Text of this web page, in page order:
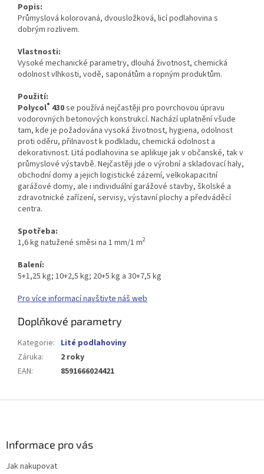
Popis:
Průmyslová kolorovaná, dvousložková, licí podlahovina s
dobrým rozlivem.
Vlastnosti:
Vysoké mechanické parametry, dlouhá životnost, chemická
odolnost vlhkosti, vodě, saponátům a ropným produktům.
Použití:
Polycol® 430se používá nejčastěji pro povrchovou úpravu
vodorovných betonových konstrukcí. Nachází uplatnění všude
tam, kde je požadována vysoká životnost, hygiena, odolnost
proti oděru, přilnavost k podkladu, chemická odolnost a
dekorativnost. Litá podlahovina se aplikuje jak v občanské, tak v
průmyslové výstavbě. Nejčastěji jde o výrobní a skladovací haly,
obchodní domy a jejich logistické zázemí, velkokapacitní
garážové domy, ale i individuální garážové stavby, školské a
zdravotnické zařízení, servisy, výstavní plochy a předváděcí
centra.
Spotřeba:
1,6 kg natužené směsi na 1 mm/1 m2
Balení:
5+1,25 kg; 10+2,5 kg; 20+5 kg a 30+7,5 kg
Pro více informací navštivte náš web
Doplňkové parametry
Kategorie: Lité podlahoviny
Záruka:
2 roky
EAN: 8591666024421
Informace pro vás
Jak nakupovat